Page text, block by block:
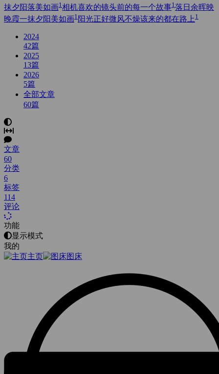
抹夕阳落美如画1 相机喜欢的镜头前的每一个故事1 落日余晖映
晚霞一抹夕阳美如画1 阳光正好微风不燥该来的都在路上 1
2024
42篇
2025
13篇
2026
5篇
全部文章
60篇
文章
60
分类
6
标签
114
评论
功能
显示模式
我的
主页
图床